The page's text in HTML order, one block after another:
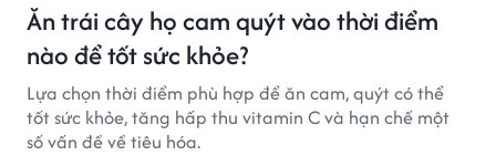
Ăn trái cây họ cam quýt vào thời điểm
nào để tốt sức khỏe?
Lựa chọn thời điểm phù hợp để ăn cam, quýt có thể
tốt sức khỏe, tăng hấp thu vitamin C và hạn chế một
số vấn đề về tiêu hóa.